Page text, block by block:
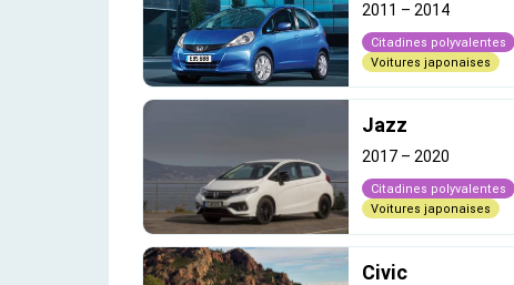
2011 – 2014
Citadines polyvalentes
Voitures japonaises
Jazz
2017 –2020
Citadines polyvalentes
Voitures japonaises
Civic